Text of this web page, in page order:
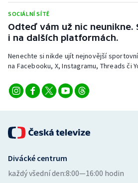
SOCIÁLNÍ SÍTĚ
Odteď vám už nic neunikne.
i na dalších platformách.
Nenechte si nikde ujít nejnovější
na Facebooku, X, Instagramu, Threads či
Divácké centrum
každý všední den:8:00—16:00 hodin